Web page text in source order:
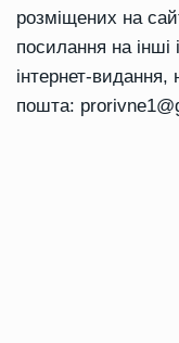
розміщених на
посилання на інші
інтернет-
пошта: